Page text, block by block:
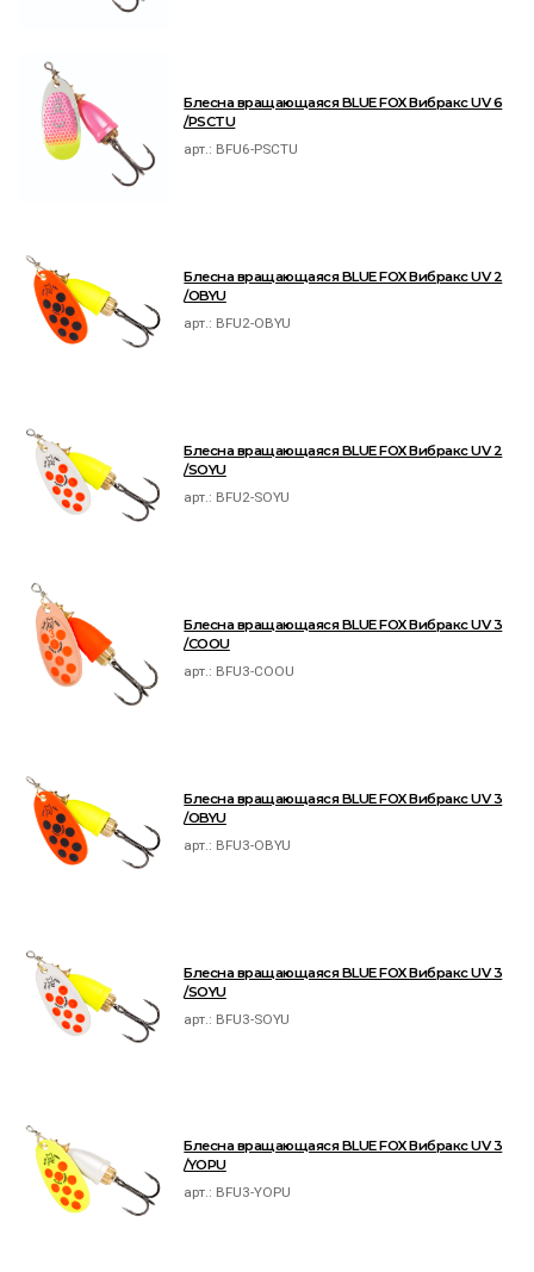
Блесна вращающаяся BLUE FOX Вибракс UV 6
/PSCTU
арт.: BFU6-PSCTU
Блесна вращающаяся BLUE FOX Вибракс UV 2
/OBYU
арт.: BFU2-OBYU
Блесна вращающаяся BLUE FOX Вибракс UV 2
/SOYU
арт.: BFU2-SOYU
Блесна вращающаяся BLUE FOX Вибракс UV 3
/COOU
арт.: BFU3-COOU
Блесна вращающаяся BLUE FOX Вибракс UV 3
/OBYU
арт.: BFU3-OBYU
Блесна вращающаяся BLUE FOX Вибракс UV 3
/SOYU
арт.: BFU3-SOYU
Блесна вращающаяся BLUE FOX Вибракс UV 3
/YOPU
арт.: BFU3-YOPU